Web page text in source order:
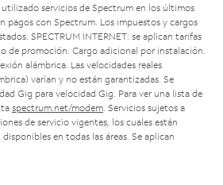
servicios de Spectrum en los últimos
pagos con Spectrum. Los impuestos y cargos
SPECTRUM INTERNET: se aplican tarifas
de promoción. Cargo adicional por instalación.
alámbrica. Las velocidades reales
varían y no están garantizadas. Se
Gig para velocidad Gig. Para ver una lista de
spectrum.net/modem . Servicios sujetos a
de servicio vigentes, los cuales están
en todas las áreas. Se aplican